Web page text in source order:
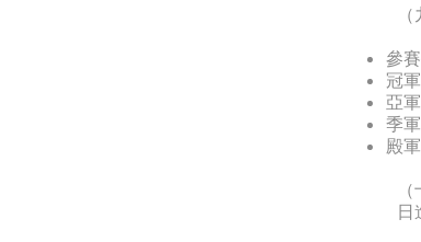
參
冠
亞
季
殿
日